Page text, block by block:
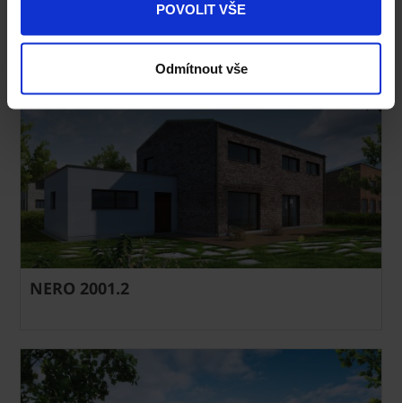
POVOLIT VŠE
Odmítnout vše
Typový projekt NERO 2005.2
NERO 2001.2